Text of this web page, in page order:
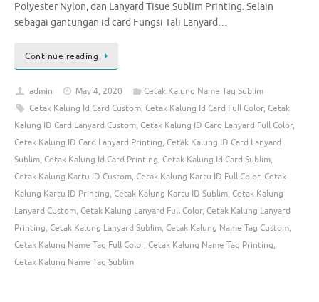
Polyester Nylon, dan Lanyard Tisue Sublim Printing. Selain
sebagai gantungan id card Fungsi Tali Lanyard…
Continue reading
admin May 4, 2020
Cetak Kalung Name Tag Sublim
Cetak Kalung Id Card Custom, Cetak Kalung Id Card Full Color, Cetak
Kalung ID Card Lanyard Custom, Cetak Kalung ID Card Lanyard Full Color,
Cetak Kalung ID Card Lanyard Printing, Cetak Kalung ID Card Lanyard
Sublim, Cetak Kalung Id Card Printing, Cetak Kalung Id Card Sublim,
Cetak Kalung Kartu ID Custom, Cetak Kalung Kartu ID Full Color, Cetak
Kalung Kartu ID Printing, Cetak Kalung Kartu ID Sublim, Cetak Kalung
Lanyard Custom, Cetak Kalung Lanyard Full Color, Cetak Kalung Lanyard
Printing, Cetak Kalung Lanyard Sublim, Cetak Kalung Name Tag Custom,
Cetak Kalung Name Tag Full Color, Cetak Kalung Name Tag Printing,
Cetak Kalung Name Tag Sublim